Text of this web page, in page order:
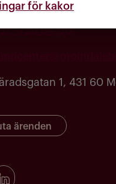
för kakor
- 720 84 00
1, 431 60
ärenden